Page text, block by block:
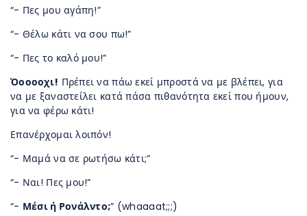
“- Πες μου αγάπη!”
“- Θέλω κάτι να σου πω!”
“- Πες το καλό μου!”
Όοοοοχι! Πρέπει να πάω εκεί μπροστά να με βλέπει, για
να με ξαναστείλει κατά πάσα πιθανότητα εκεί που ήμουν,
για να φέρω κάτι!
Επανέρχομαι λοιπόν!
“- Μαμά να σε ρωτήσω κάτι;”
“- Ναι! Πες μου!”
“- Μέσι ή Ρονάλντο;” (whaaaat;;;)